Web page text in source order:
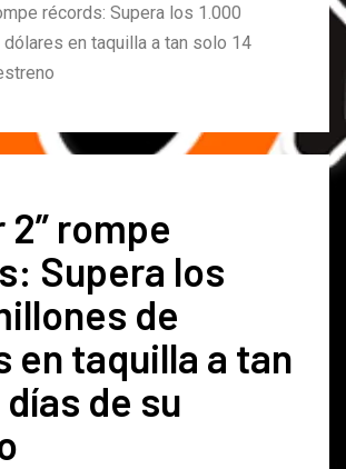
récords: Supera los 1.000
en taquilla a tan solo 14
2” rompe
Supera los
de
en taquilla a tan
días de su